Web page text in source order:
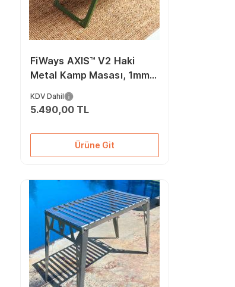
FiWays AXIS™ V2 Haki
Metal Kamp Masası, 1mm
Çelik Gövde, Profesyonel
Katlanır Çantalı Outdoor
Sehpa
KDV Dahil
5.490,00 TL
Ürüne Git